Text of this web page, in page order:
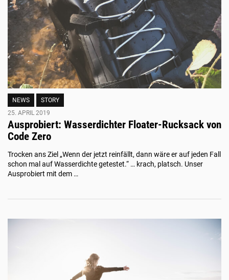
NEWS
STORY
25. APRIL 2019
Ausprobiert: Wasserdichter Floater-Rucksack von
Code Zero
Trocken ans Ziel „Wenn der jetzt reinfällt, dann wäre er auf jeden Fall
schon mal auf Wasserdichte getestet.“ … krach, platsch. Unser
Ausprobiert mit dem …